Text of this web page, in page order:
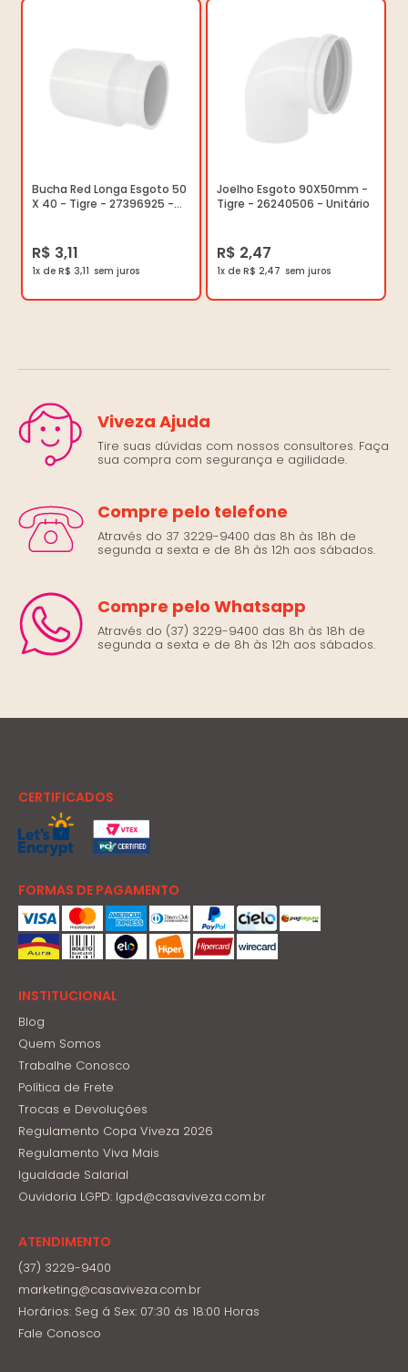
Bucha Red Longa Esgoto 50
X 40 - Tigre - 27396925 -
R$ 3,11
1x de R$ 3,11
Joelho Esgoto 90X50mm -
Tigre - 26240506 - Unitário
R$ 2,47
1x de R$ 2,47
Viveza Ajuda
Tire suas dúvidas com nossos consultores. Faça
sua compra com segurança e agilidade.
Compre pelo telefone
Através do 37 3229-9400 das 8h às 18h de
segunda a sexta e de 8h às 12h aos sábados.
Compre pelo Whatsapp
Através do (37) 3229-9400 das 8h às 18h de
segunda a sexta e de 8h às 12h aos sábados.
CERTIFICADOS
FORMAS DE PAGAMENTO
INSTITUCIONAL
Blog
Quem Somos
Trabalhe Conosco
Política de Frete
Trocas e Devoluções
Regulamento Copa Viveza 2026
Regulamento Viva Mais
Igualdade Salarial
Ouvidoria LGPD: lgpd@casaviveza.com.br
ATENDIMENTO
(37) 3229-9400
marketing@casaviveza.com.br
Horários: Seg á Sex: 07:30 ás 18:00 Horas
Fale Conosco